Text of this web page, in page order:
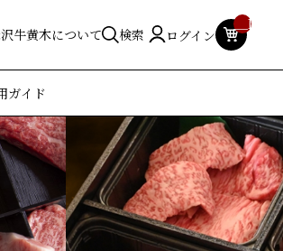
牛黄木について 検索 ログイン
ガイド